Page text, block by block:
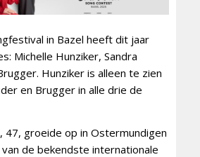
in Bazel heeft dit jaar
Michelle Hunziker, Sandra
Hunziker is alleen te zien
en Brugger in alle drie de
47, groeide op in Ostermundigen
de bekendste internationale